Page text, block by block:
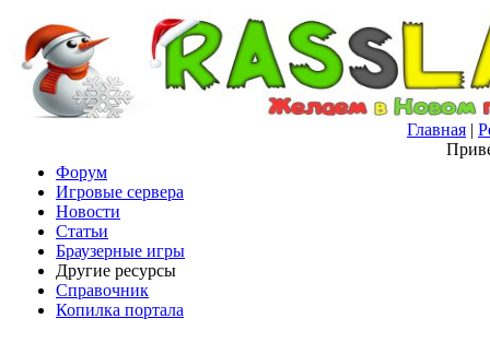
Главная |
Форум
Игровые сервера
Новости
Статьи
Браузерные игры
Другие ресурсы
Справочник
Копилка портала